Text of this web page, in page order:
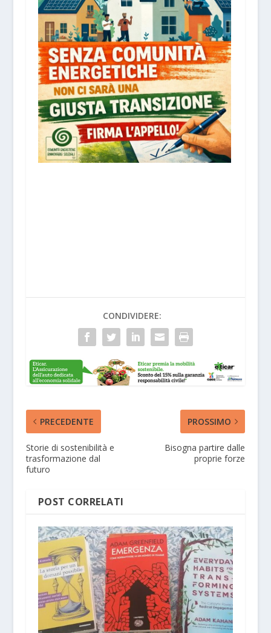
CONDIVIDERE:
PRECEDENTE
Storie di sostenibilità e
trasformazione dal
futuro
PROSSIMO
Bisogna partire dalle
proprie forze
POST CORRELATI